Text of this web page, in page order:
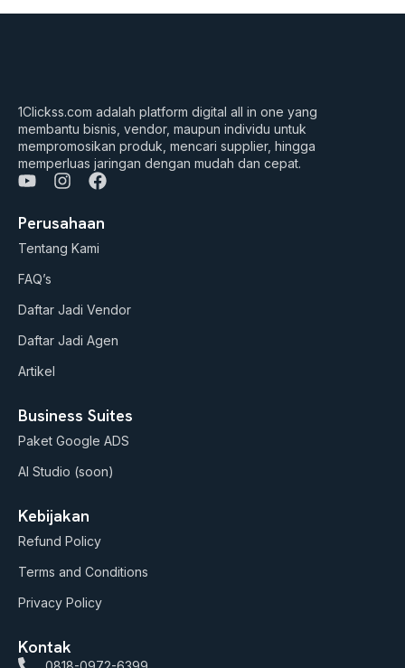
1Clickss.com adalah platform digital all in one yang
membantu bisnis, vendor, maupun individu untuk
mempromosikan produk, mencari supplier, hingga
memperluas jaringan dengan mudah dan cepat.
Y
u
t
u
b
e
I
s
t
a
a
F
c
e
b
k
Perusahaan
Tentang Kami
FAQ’s
Daftar Jadi Vendor
Daftar Jadi Agen
Artikel
Business Suites
Paket Google ADS
AI Studio (soon)
Kebijakan
Refund Policy
Terms and Conditions
Privacy Policy
Kontak